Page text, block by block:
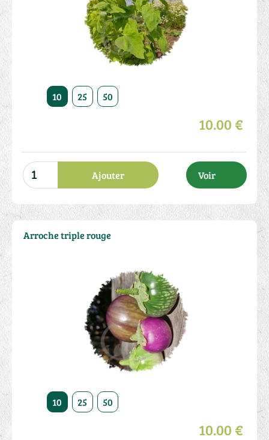
10 25 50
10.00 €
Ajouter Voir
10 25 50
10.00 €
Arroche triple rouge